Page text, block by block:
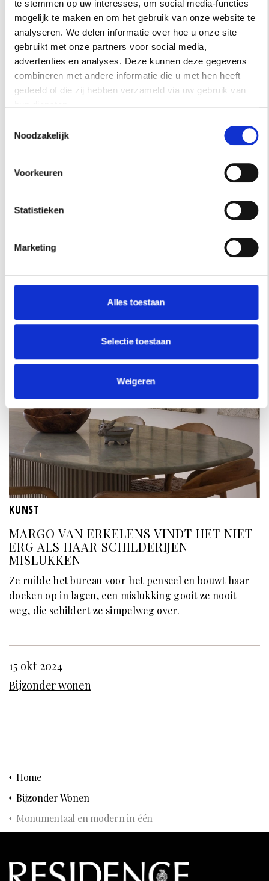
te stemmen op uw interesses, om social media-functies
mogelijk te maken en om het gebruik van onze website te
analyseren. We delen informatie over hoe u onze site
gebruikt met onze partners voor social media,
advertenties en analyses. Deze kunnen deze gegevens
combineren met andere informatie die u met hen heeft
gedeeld of die zij hebben verzameld via uw gebruik van
Noodzakelijk
Voorkeuren
Statistieken
Marketing
Alles toestaan
Selectie toestaan
Weigeren
KEUKEN
KEUKENKRAAN
één. Deens design uit Horsens, met de techniek
KUNST
MARGO VAN ERKELENS VINDT HET NIET
ERG ALS HAAR SCHILDERIJEN
MISLUKKEN
Ze ruilde het bureau voor het penseel en bouwt haar
doeken op in lagen, een mislukking gooit ze nooit
weg, die schildert ze simpelweg over.
15 okt 2024
Bijzonder wonen
Home
Bijzonder Wonen
Monumentaal en modern in één